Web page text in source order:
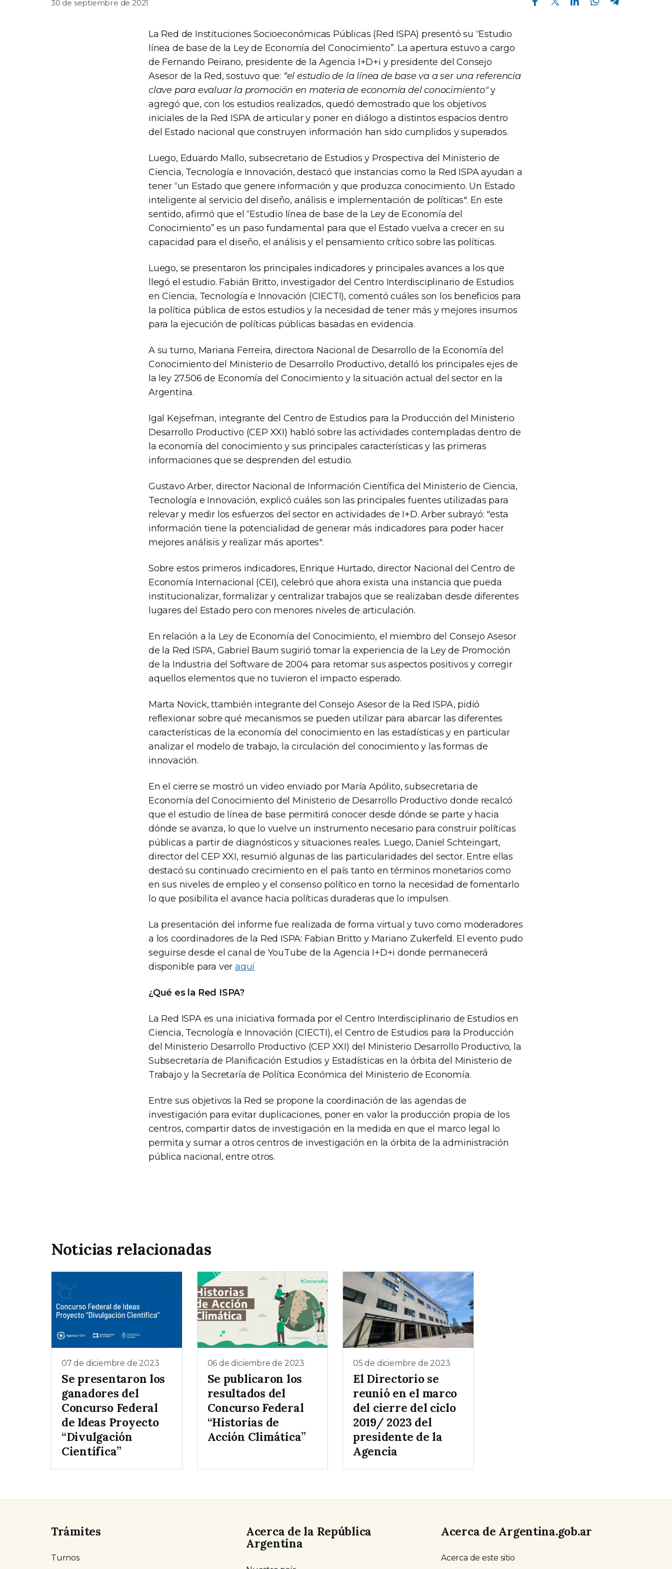
30 de septiembre de 2021
La Red de Instituciones Socioeconómicas Públicas (Red ISPA) presentó su “Estudio
línea de base de la Ley de Economía del Conocimiento”. La apertura estuvo a cargo
de Fernando Peirano, presidente de la Agencia I+D+i y presidente del Consejo
Asesor de la Red, sostuvo que: “el estudio de la línea de base va a ser una referencia
clave para evaluar la promoción en materia de economía del conocimiento"y
agregó que, con los estudios realizados, quedó demostrado que los objetivos
iniciales de la Red ISPA de articular y poner en diálogo a distintos espacios dentro
del Estado nacional que construyen información han sido cumplidos y superados.
Luego, Eduardo Mallo, subsecretario de Estudios y Prospectiva del Ministerio de
Ciencia, Tecnología e Innovación, destacó que instancias como la Red ISPA ayudan a
tener “un Estado que genere información y que produzca conocimiento. Un Estado
inteligente al servicio del diseño, análisis e implementación de políticas". En este
sentido, afirmó que el “Estudio línea de base de la Ley de Economía del
Conocimiento” es un paso fundamental para que el Estado vuelva a crecer en su
capacidad para el diseño, el análisis y el pensamiento crítico sobre las políticas.
Luego, se presentaron los principales indicadores y principales avances a los que
llegó el estudio. Fabián Britto, investigador del Centro Interdisciplinario de Estudios
en Ciencia, Tecnología e Innovación (CIECTI), comentó cuáles son los beneficios para
la política pública de estos estudios y la necesidad de tener más y mejores insumos
para la ejecución de políticas públicas basadas en evidencia.
A su turno, Mariana Ferreira, directora Nacional de Desarrollo de la Economía del
Conocimiento del Ministerio de Desarrollo Productivo, detalló los principales ejes de
la ley 27.506 de Economía del Conocimiento y la situación actual del sector en la
Argentina.
Igal Kejsefman, integrante del Centro de Estudios para la Producción del Ministerio
Desarrollo Productivo (CEP XXI) habló sobre las actividades contempladas dentro de
la economía del conocimiento y sus principales características y las primeras
informaciones que se desprenden del estudio.
Gustavo Arber, director Nacional de Información Científica del Ministerio de Ciencia,
Tecnología e Innovación, explicó cuáles son las principales fuentes utilizadas para
relevar y medir los esfuerzos del sector en actividades de I+D. Arber subrayó: "esta
información tiene la potencialidad de generar más indicadores para poder hacer
mejores análisis y realizar más aportes".
Sobre estos primeros indicadores, Enrique Hurtado, director Nacional del Centro de
Economía Internacional (CEI), celebró que ahora exista una instancia que pueda
institucionalizar, formalizar y centralizar trabajos que se realizaban desde diferentes
lugares del Estado pero con menores niveles de articulación.
En relación a la Ley de Economía del Conocimiento, el miembro del Consejo Asesor
de la Red ISPA, Gabriel Baum sugirió tomar la experiencia de la Ley de Promoción
de la Industria del Software de 2004 para retomar sus aspectos positivos y corregir
aquellos elementos que no tuvieron el impacto esperado.
Marta Novick, ttambién integrante del Consejo Asesor de la Red ISPA, pidió
reflexionar sobre qué mecanismos se pueden utilizar para abarcar las diferentes
características de la economía del conocimiento en las estadísticas y en particular
analizar el modelo de trabajo, la circulación del conocimiento y las formas de
innovación.
En el cierre se mostró un video enviado por María Apólito, subsecretaria de
Economía del Conocimiento del Ministerio de Desarrollo Productivo donde recalcó
que el estudio de línea de base permitirá conocer desde dónde se parte y hacia
dónde se avanza, lo que lo vuelve un instrumento necesario para construir políticas
públicas a partir de diagnósticos y situaciones reales. Luego, Daniel Schteingart,
director del CEP XXI, resumió algunas de las particularidades del sector. Entre ellas
destacó su continuado crecimiento en el país tanto en términos monetarios como
en sus niveles de empleo y el consenso político en torno la necesidad de fomentarlo
lo que posibilita el avance hacia políticas duraderas que lo impulsen.
La presentación del informe fue realizada de forma virtual y tuvo como moderadores
a los coordinadores de la Red ISPA: Fabian Britto y Mariano Zukerfeld. El evento pudo
seguirse desde el canal de YouTube de la Agencia I+D+i donde permanecerá
disponible para veraquí
¿Qué es la Red ISPA?
La Red ISPA es una iniciativa formada por el Centro Interdisciplinario de Estudios en
Ciencia, Tecnología e Innovación (CIECTI), el Centro de Estudios para la Producción
del Ministerio Desarrollo Productivo (CEP XXI) del Ministerio Desarrollo Productivo, la
Subsecretaría de Planificación Estudios y Estadísticas en la órbita del Ministerio de
Trabajo y la Secretaría de Política Económica del Ministerio de Economía.
Entre sus objetivos la Red se propone la coordinación de las agendas de
investigación para evitar duplicaciones, poner en valor la producción propia de los
centros, compartir datos de investigación en la medida en que el marco legal lo
permita y sumar a otros centros de investigación en la órbita de la administración
pública nacional, entre otros.
Noticias relacionadas
07 de diciembre de 2023
Se presentaron los
ganadores del
Concurso Federal
de Ideas Proyecto
“Divulgación
Científica”
06 de diciembre de 2023
Se publicaron los
resultados del
Concurso Federal
“Historias de
Acción Climática”
05 de diciembre de 2023
El Directorio se
reunió en el marco
del cierre del ciclo
2019/ 2023 del
presidente de la
Agencia
Trámites
Turnos
Acerca de la República
Argentina
Acerca de Argentina.gob.ar
Acerca de este sitio